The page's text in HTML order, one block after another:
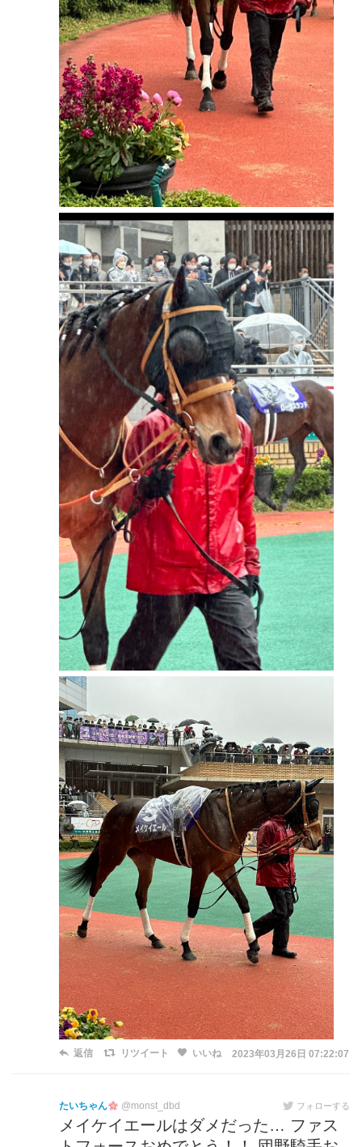
返信 リツイート いいね 2023年03月26日 07:22:07
たいちゃん @monst_dbd フォローする
メイケイエールはダメだった… ファス